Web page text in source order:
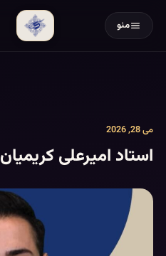
منو
می 28, 2026
استاد امیرعلی کریمیان